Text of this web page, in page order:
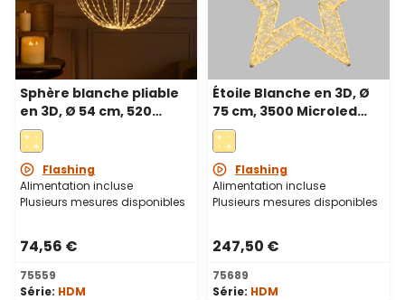
Sphère blanche pliable
en 3D, Ø 54 cm, 520
microled haute densité
blanc chaud et froid,
utilisation en intérieur
Flashing
Alimentation incluse
Plusieurs mesures disponibles
74,56 €
75559
Série: HDM
Étoile Blanche en 3D, Ø
75 cm, 3500 Microled
haute densité blanc
chaud et froid,
utilisation en intérieur
Flashing
Alimentation incluse
Plusieurs mesures disponibles
247,50 €
75689
Série: HDM